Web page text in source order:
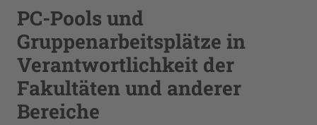
PC-Pools und
Gruppenarbeitsplätze in
Verantwortlichkeit der
Fakultäten und anderer
Bereiche